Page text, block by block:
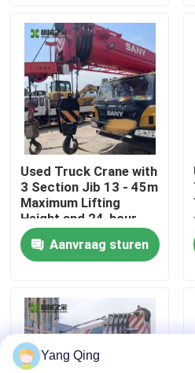
Fabrieksreis
Kwaliteitscontrole
Contacteer ons
Verzoek om een Citaat
Gebruikte
Tweedehands
Gebruikte Alle Terreinkranen
Used Truck Crane with
3 Section Jib 13 - 45m
Maximum Lifting
Height and 24-hour
Online Quality Service
Aanvraag sturen
Yang Qing